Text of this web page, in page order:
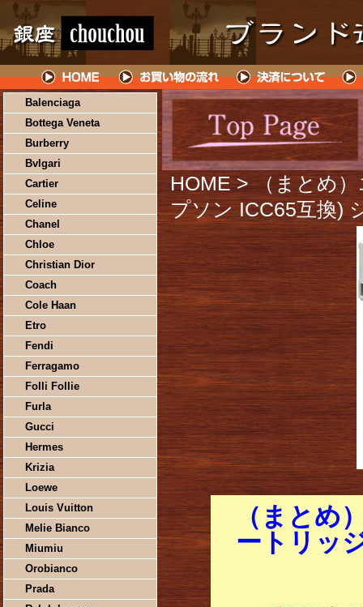
Balenciaga
Bottega Veneta
Burberry
Bvlgari
Cartier
Celine
Chanel
Chloe
Christian Dior
Coach
Cole Haan
Etro
Fendi
Ferragamo
Folli Follie
Furla
Gucci
Hermes
Krizia
Loewe
Louis Vuitton
Melie Bianco
Miumiu
Orobianco
Prada
HOME > （まとめ
プソン ICC65互換)
（まとめ
ートリッ